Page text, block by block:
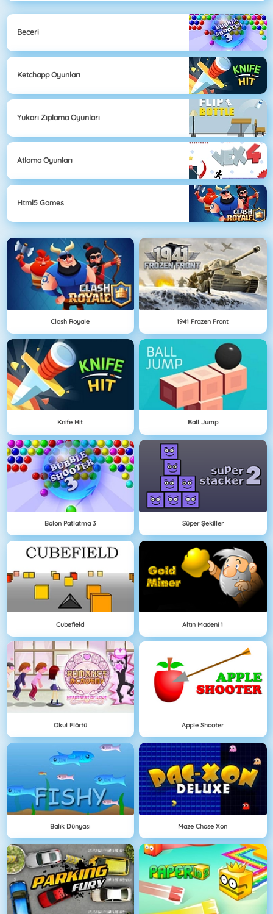
Beceri
Ketchapp Oyunları
Yukarı Zıplama Oyunları
Atlama Oyunları
Html5 Games
Clash Royale 1941 Frozen Front
Knife Hit Ball Jump
Balon Patlatma 3 Süper Şekiller
Cubefield Altın Madeni 1
Okul Flörtü Apple Shooter
Balık Dünyası Maze Chase Xon